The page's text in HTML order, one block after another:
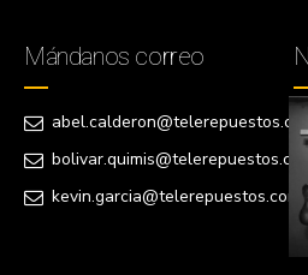
Mándanos correo
bolivar.quimis@telerepuestos.com
kevin.garcia@telerepuestos.com